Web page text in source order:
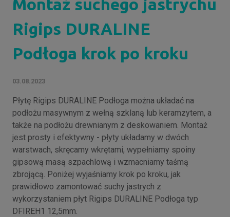
Montaż suchego jastrychu
Rigips DURALINE
Podłoga krok po kroku
03.08.2023
Płytę Rigips DURALINE Podłoga można układać na
podłożu masywnym z wełną szklaną lub keramzytem, a
także na podłożu drewnianym z deskowaniem. Montaż
jest prosty i efektywny - płyty układamy w dwóch
warstwach, skręcamy wkrętami, wypełniamy spoiny
gipsową masą szpachlową i wzmacniamy taśmą
zbrojącą. Poniżej wyjaśniamy krok po kroku, jak
prawidłowo zamontować suchy jastrych z
wykorzystaniem płyt Rigips DURALINE Podłoga typ
DFIREH1 12,5mm.